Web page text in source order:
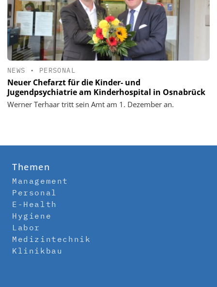
NEWS • PERSONAL
Neuer Chefarzt für die Kinder- und
Jugendpsychiatrie am Kinderhospital in Osnabrück
Werner Terhaar tritt sein Amt am 1. Dezember an.
Themen
Management
Personal
E-Health
Hygiene
Labor
Medizintechnik
Klinikbau